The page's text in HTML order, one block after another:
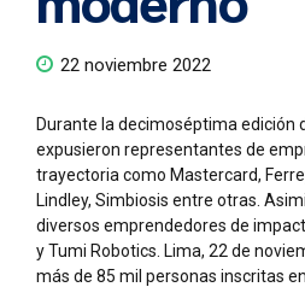
22 noviembre 2022
Durante la decimoséptima edición
expusieron representantes de
trayectoria como Mastercard,
Lindley, Simbiosis entre otras.
diversos emprendedores de
y Tumi Robotics. Lima, 22 de
más de 85 mil personas inscritas